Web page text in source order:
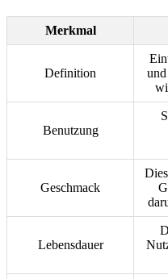
Merkmal
Definition
Benutzung
Geschmack
Lebensdauer